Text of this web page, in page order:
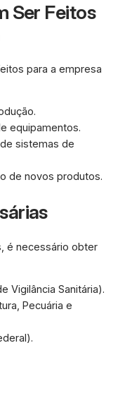
Ser Feitos
para a empresa
equipamentos.
sistemas de
de novos produtos.
é necessário obter
Vigilância Sanitária).
Pecuária e